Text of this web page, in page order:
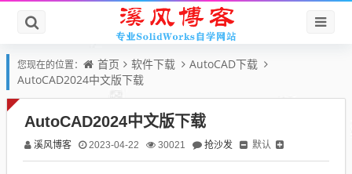
您现在的位置： 首页 软件下载
AutoCAD下载
AutoCAD2024中文版下载
AutoCAD2024中文版下载
溪风博客 2023-04-22 30021 抢沙发 默认